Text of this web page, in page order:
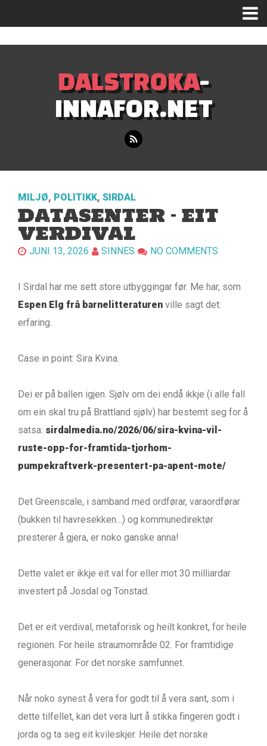
DALSTROKA-
INNAFOR.NET
MILJØ, POLITIKK, SIRDAL
DATASENTER – EIT
VERDIVAL
JUNI 13, 2026 SINNES NO COMMENTS
I Sirdal har me sett store utbyggingar før. Me har, som
Espen Elg frå barnelitteraturen ville sagt det:
erfaring.
Case in point: Sira Kvina.
Dei er på ballen igjen. Sjølv om dei endå ikkje (i alle fall
om ein skal tru på Brattland sjølv) har bestemt seg for å
satsa: sirdalmedia.no/2026/06/sira-kvina-vil-
ruste-opp-for-framtida-tjorhom-
pumpekraftverk-presentert-pa-apent-mote/
Det Greenscale, i samband med ordførar, varaordførar
(bukken til havresekken…) og kommunedirektør
presterer å gjera, er noko ganske anna!
Dette valet er ikkje eit val for eller mot 30 milliardar
investert på Josdal og Tonstad.
Det er eit verdival, metaforisk og heilt konkret, for heile
regionen. For heile straumområde 02. For framtidige
generasjonar. For det norske samfunnet.
Når noko synest å vera for godt til å vera sant, som i
dette tilfellet, kan det vera lurt å stikka fingeren godt i
jorda og ta seg eit kvileskjer. Heile det norske